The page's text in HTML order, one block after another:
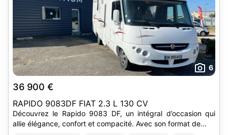
6
36 900 €
RAPIDO 9083DF FIAT 2.3 L 130 CV
Découvrez le Rapido 9083 DF, un intégral d’occasion qui
allie élégance, confort et compacité. Avec son format de...